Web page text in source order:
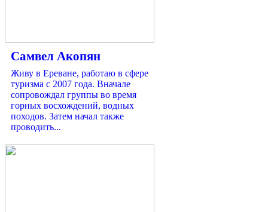
Самвел Акопян
Живу в Ереване, работаю в сфере
туризма с 2007 года. Вначале
сопровождал группы во время
горных восхождений, водных
походов. Затем начал также
проводить...